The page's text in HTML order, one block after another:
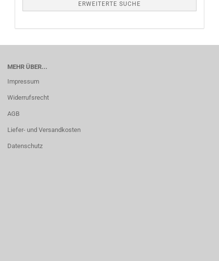
ERWEITERTE SUCHE
MEHR ÜBER...
Impressum
Widerrufsrecht
AGB
Liefer- und Versandkosten
Datenschutz